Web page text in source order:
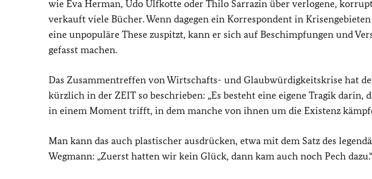
wie Eva Herman, Udo Ulfkotte oder Thilo Sarrazin über verlogene,
verkauft viele Bücher. Wenn dagegen ein Korrespondent in
eine unpopuläre These zuspitzt, kann er sich auf Beschimpfungen und
gefasst machen.
Das Zusammentreffen von Wirtschafts- und Glaubwürdigkeitskrise hat
kürzlich in der ZEIT so beschrieben: „Es besteht eine eigene Tragik
in einem Moment trifft, in dem manche von ihnen um die Existenz
Man kann das auch plastischer ausdrücken, etwa mit dem Satz des
Wegmann: „Zuerst hatten wir kein Glück, dann kam auch noch Pech dazu.“